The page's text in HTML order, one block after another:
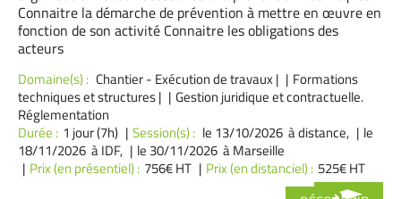
Connaitre la démarche de prévention à mettre en œuvre en
fonction de son activité Connaitre les obligations des
acteurs
Domaine(s) : Chantier - Exécution de travaux|
Formations
techniques et structures|
Gestion juridique et contractuelle.
Réglementation
Durée : 1 jour (7h) Session(s) : le 13/10/2026 à distance,
le
18/11/2026 à IDF,
le 30/11/2026 à Marseille
Prix (en présentiel) : 756€ HT Prix (en distanciel) : 525€ HT